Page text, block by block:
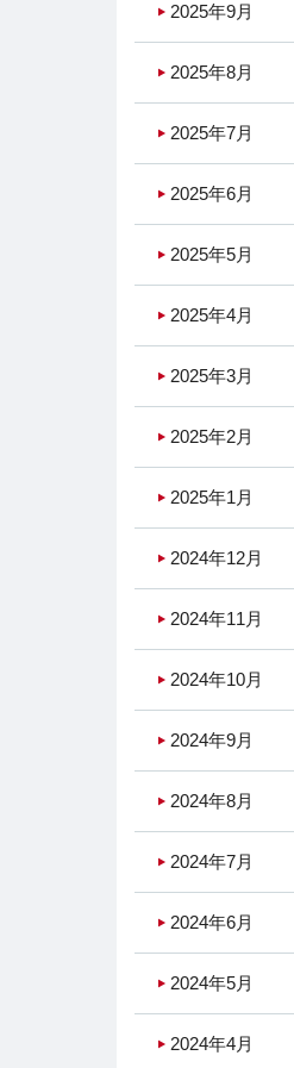
2025年9月
2025年8月
2025年7月
2025年6月
2025年5月
2025年4月
2025年3月
2025年2月
2025年1月
2024年12月
2024年11月
2024年10月
2024年9月
2024年8月
2024年7月
2024年6月
2024年5月
2024年4月